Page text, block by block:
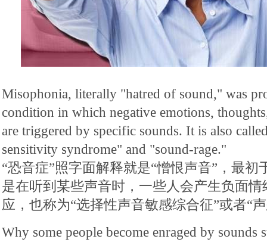
Misophonia, literally "hatred of sound," was
condition in which negative emotions,
are triggered by specific sounds. It is also
sensitivity syndrome" and "sound-rage."
“恐音症”照字面解释就是“憎恨声音”，最初
是在听到某些声音时，一些人会产生负面
应，也称为“选择性声音敏感综合征”或者“
Why some people become enraged by sounds